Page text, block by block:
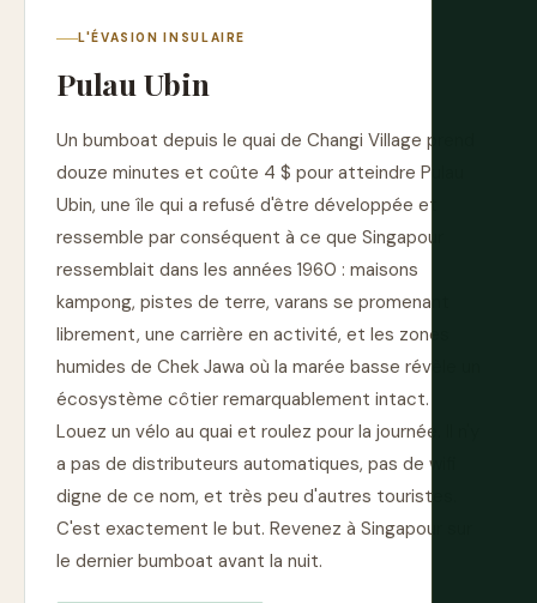
L'ÉVASION INSULAIRE
Pulau Ubin
Un bumboat depuis le quai de Changi Village prend
douze minutes et coûte 4 $ pour atteindre Pulau
Ubin, une île qui a refusé d'être développée et
ressemble par conséquent à ce que Singapour
ressemblait dans les années 1960 : maisons
kampong, pistes de terre, varans se promenant
librement, une carrière en activité, et les zones
humides de Chek Jawa où la marée basse révèle un
écosystème côtier remarquablement intact.
Louez un vélo au quai et roulez pour la journée. Il n'y
a pas de distributeurs automatiques, pas de wifi
digne de ce nom, et très peu d'autres touristes.
C'est exactement le but. Revenez à Singapour sur
le dernier bumboat avant la nuit.